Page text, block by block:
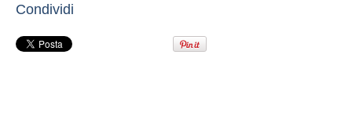
Condividi